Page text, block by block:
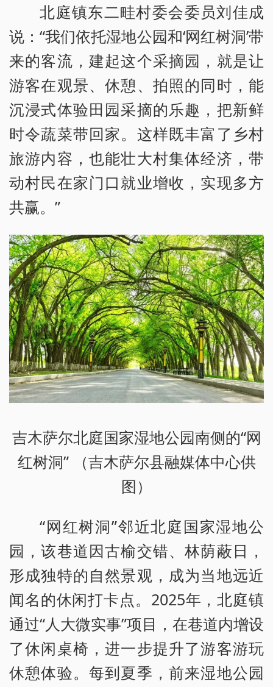
北庭镇东二畦村委会委员刘佳成
说：“我们依托湿地公园和‘网红树洞’带
来的客流，建起这个采摘园，就是让
游客在观景、休憩、拍照的同时，能
沉浸式体验田园采摘的乐趣，把新鲜
时令蔬菜带回家。这样既丰富了乡村
旅游内容，也能壮大村集体经济，带
动村民在家门口就业增收，实现多方
共赢。”
吉木萨尔北庭国家湿地公园南侧的“网
红树洞” （吉木萨尔县融媒体中心供
图）
“网红树洞”邻近北庭国家湿地公
园，该巷道因古榆交错、林荫蔽日，
形成独特的自然景观，成为当地远近
闻名的休闲打卡点。2025年，北庭镇
通过“人大微实事”项目，在巷道内增设
了休闲桌椅，进一步提升了游客游玩
休憩体验。每到夏季，前来湿地公园